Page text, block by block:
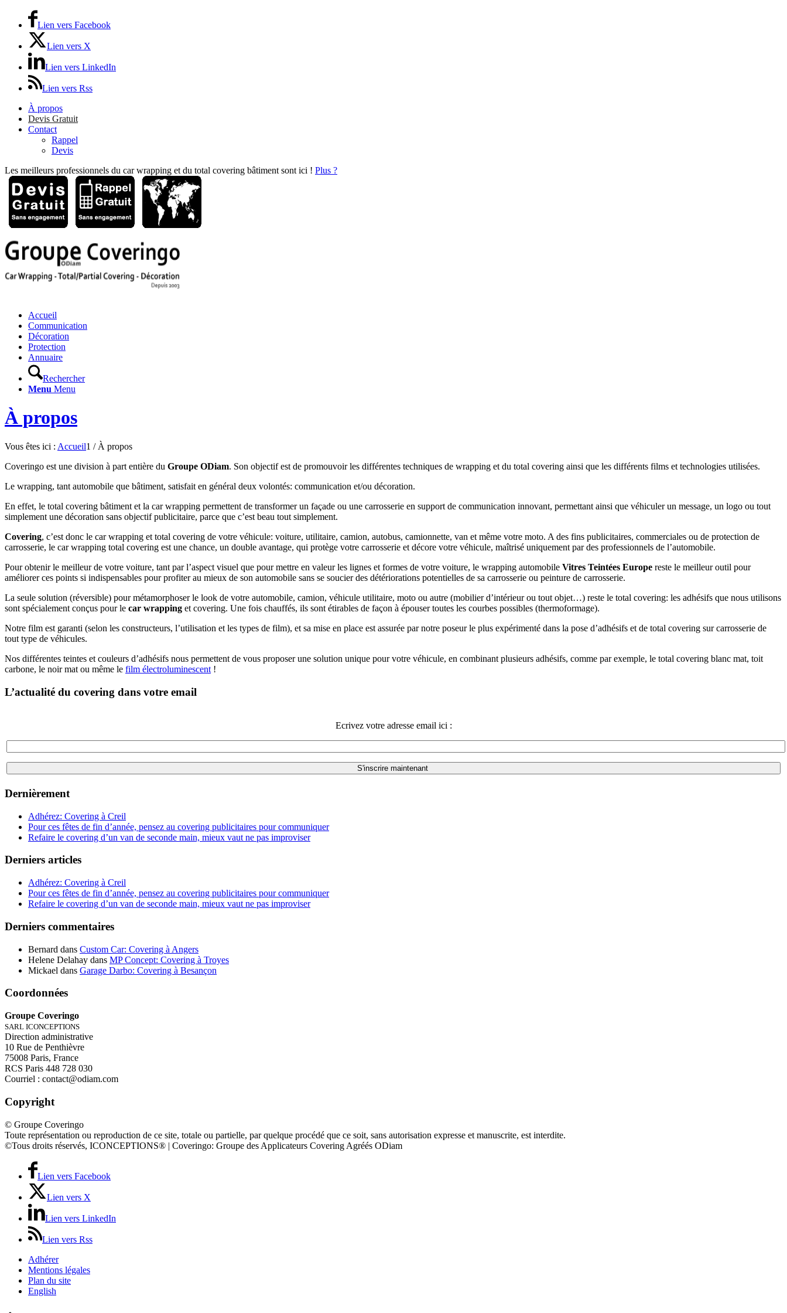
Lien vers Facebook
Lien vers X
Lien vers LinkedIn
Lien vers Rss
À propos
Devis Gratuit
Contact
Rappel
Devis
Les meilleurs professionnels du car wrapping et du total covering bâtiment sont ici ! Plus ?
Accueil
Communication
Décoration
Protection
Annuaire
Rechercher
Menu Menu
À propos
Vous êtes ici : Accueil1 / À propos
Coveringo est une division à part entière du Groupe ODiam. Son objectif est de promouvoir les différentes techniques de wrapping et du total covering ainsi que les différents films et technologies utilisées.
Le wrapping, tant automobile que bâtiment, satisfait en général deux volontés: communication et/ou décoration.
En effet, le total covering bâtiment et la car wrapping permettent de transformer un façade ou une carrosserie en support de communication innovant, permettant ainsi que véhiculer un message, un logo ou tout
simplement une décoration sans objectif publicitaire, parce que c’est beau tout simplement.
Covering, c’est donc le car wrapping et total covering de votre véhicule: voiture, utilitaire, camion, autobus, camionnette, van et même votre moto. A des fins publicitaires, commerciales ou de protection de
carrosserie, le car wrapping total covering est une chance, un double avantage, qui protège votre carrosserie et décore votre véhicule, maîtrisé uniquement par des professionnels de l’automobile.
Pour obtenir le meilleur de votre voiture, tant par l’aspect visuel que pour mettre en valeur les lignes et formes de votre voiture, le wrapping automobile Vitres Teintées Europe reste le meilleur outil pour
améliorer ces points si indispensables pour profiter au mieux de son automobile sans se soucier des détériorations potentielles de sa carrosserie ou peinture de carrosserie.
La seule solution (réversible) pour métamorphoser le look de votre automobile, camion, véhicule utilitaire, moto ou autre (mobilier d’intérieur ou tout objet…) reste le total covering: les adhésifs que nous utilisons
sont spécialement conçus pour le car wrapping et covering. Une fois chauffés, ils sont étirables de façon à épouser toutes les courbes possibles (thermoformage).
Notre film est garanti (selon les constructeurs, l’utilisation et les types de film), et sa mise en place est assurée par notre poseur le plus expérimenté dans la pose d’adhésifs et de total covering sur carrosserie de
tout type de véhicules.
Nos différentes teintes et couleurs d’adhésifs nous permettent de vous proposer une solution unique pour votre véhicule, en combinant plusieurs adhésifs, comme par exemple, le total covering blanc mat, toit
carbone, le noir mat ou même le film électroluminescent !
L’actualité du covering dans votre email
Ecrivez votre adresse email ici :
Dernièrement
Adhérez: Covering à Creil
Pour ces fêtes de fin d’année, pensez au covering publicitaires pour communiquer
Refaire le covering d’un van de seconde main, mieux vaut ne pas improviser
Derniers articles
Adhérez: Covering à Creil
Pour ces fêtes de fin d’année, pensez au covering publicitaires pour communiquer
Refaire le covering d’un van de seconde main, mieux vaut ne pas improviser
Derniers commentaires
Bernard dans Custom Car: Covering à Angers
Helene Delahay dans MP Concept: Covering à Troyes
Mickael dans Garage Darbo: Covering à Besançon
Coordonnées
Groupe Coveringo
SARL ICONCEPTIONS
Direction administrative
10 Rue de Penthièvre
75008 Paris, France
RCS Paris 448 728 030
Courriel : contact@odiam.com
Copyright
© Groupe Coveringo
Toute représentation ou reproduction de ce site, totale ou partielle, par quelque procédé que ce soit, sans autorisation expresse et manuscrite, est interdite.
©Tous droits réservés, ICONCEPTIONS® | Coveringo: Groupe des Applicateurs Covering Agréés ODiam
Lien vers Facebook
Lien vers X
Lien vers LinkedIn
Lien vers Rss
Adhérer
Mentions légales
Plan du site
English